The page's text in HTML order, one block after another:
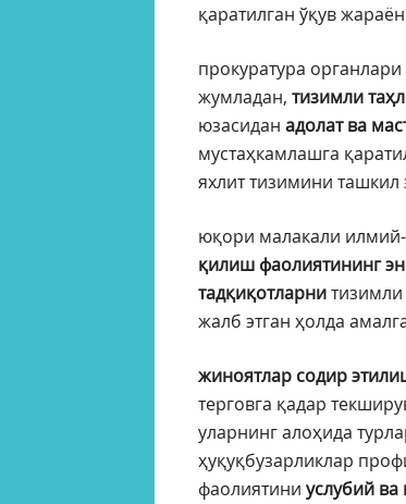
қаратилган ўқув
прокуратура
жумладан, тизимли
юзасидан адолат ва
мустаҳкамлашга
яхлит тизимини ташкил
юқори малакали
қилиш фаолиятининг
тадқиқотларни
жалб этган ҳолда
жиноятлар содир
терговга қадар
уларнинг алоҳида
ҳуқуқбузарликлар
фаолиятини услубий